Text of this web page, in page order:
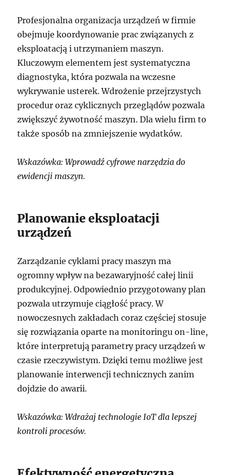
Profesjonalna organizacja urządzeń w firmie
obejmuje koordynowanie prac związanych z
eksploatacją i utrzymaniem maszyn.
Kluczowym elementem jest systematyczna
diagnostyka, która pozwala na wczesne
wykrywanie usterek. Wdrożenie przejrzystych
procedur oraz cyklicznych przeglądów pozwala
zwiększyć żywotność maszyn. Dla wielu firm to
także sposób na zmniejszenie wydatków.
Wskazówka: Wprowadź cyfrowe narzędzia do
ewidencji maszyn.
Planowanie eksploatacji
urządzeń
Zarządzanie cyklami pracy maszyn ma
ogromny wpływ na bezawaryjność całej linii
produkcyjnej. Odpowiednio przygotowany plan
pozwala utrzymuje ciągłość pracy. W
nowoczesnych zakładach coraz częściej stosuje
się rozwiązania oparte na monitoringu on-line,
które interpretują parametry pracy urządzeń w
czasie rzeczywistym. Dzięki temu możliwe jest
planowanie interwencji technicznych zanim
dojdzie do awarii.
Wskazówka: Wdrażaj technologie IoT dla lepszej
kontroli procesów.